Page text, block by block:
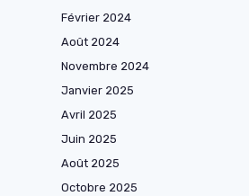
Février 2024
Août 2024
Novembre 2024
Janvier 2025
Avril 2025
Juin 2025
Août 2025
Octobre 2025